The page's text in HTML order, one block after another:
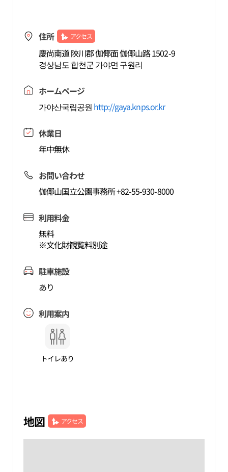
住所 アクセス
慶尚南道 陜川郡 伽倻面 伽倻山路 1502-9
경상남도 합천군 가야면 구원리
ホームページ
가야산국립공원 http://gaya.knps.or.kr
休業日
年中無休
お問い合わせ
伽倻山国立公園事務所 +82-55-930-8000
利用料金
無料
※文化財観覧料別途
駐車施設
あり
利用案内
トイレあり
地図 アクセス